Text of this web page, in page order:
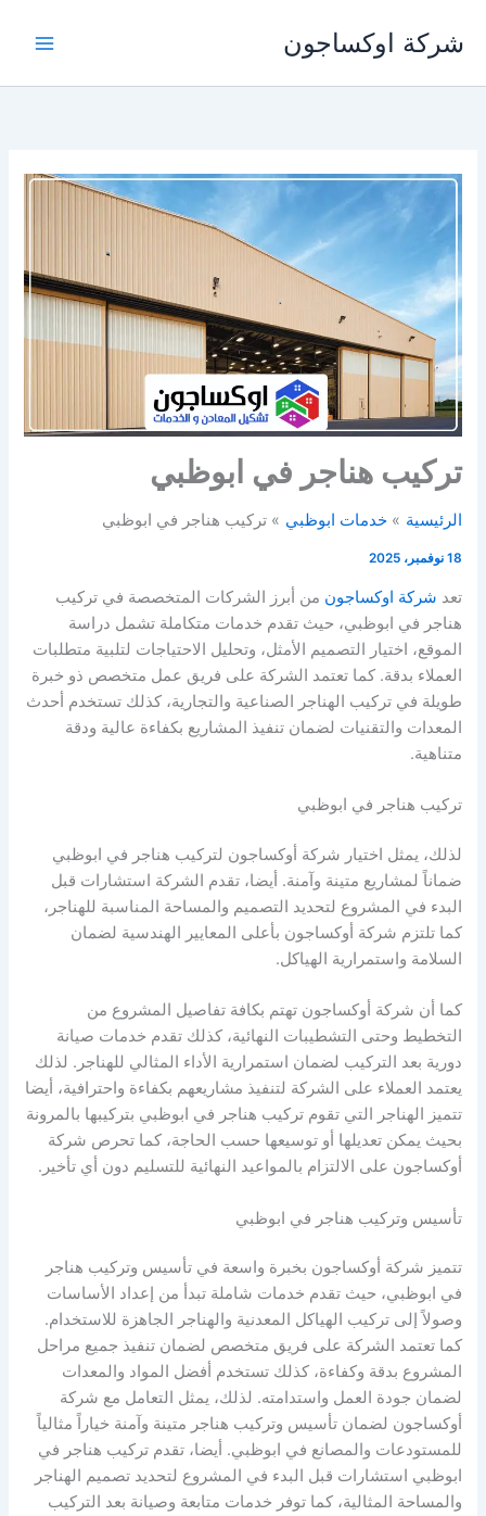
المحتوى
شركة اوكساجون
تركيب هناجر في ابوظبي
الرئيسية خدمات ابوظبي تركيب هناجر في ابوظبي
18 نوفمبر، 2025
تعد شركة اوكساجون من أبرز الشركات المتخصصة في تركيب
هناجر في ابوظبي، حيث تقدم خدمات متكاملة تشمل دراسة
الموقع، اختيار التصميم الأمثل، وتحليل الاحتياجات لتلبية متطلبات
العملاء بدقة. كما تعتمد الشركة على فريق عمل متخصص ذو خبرة
طويلة في تركيب الهناجر الصناعية والتجارية، كذلك تستخدم أحدث
المعدات والتقنيات لضمان تنفيذ المشاريع بكفاءة عالية ودقة
متناهية.
تركيب هناجر في ابوظبي
لذلك، يمثل اختيار شركة أوكساجون لتركيب هناجر في ابوظبي
ضماناً لمشاريع متينة وآمنة. أيضا، تقدم الشركة استشارات قبل
البدء في المشروع لتحديد التصميم والمساحة المناسبة للهناجر،
كما تلتزم شركة أوكساجون بأعلى المعايير الهندسية لضمان
السلامة واستمرارية الهياكل.
كما أن شركة أوكساجون تهتم بكافة تفاصيل المشروع من
التخطيط وحتى التشطيبات النهائية، كذلك تقدم خدمات صيانة
دورية بعد التركيب لضمان استمرارية الأداء المثالي للهناجر. لذلك
يعتمد العملاء على الشركة لتنفيذ مشاريعهم بكفاءة واحترافية، أيضا
تتميز الهناجر التي تقوم تركيب هناجر في ابوظبي بتركيبها بالمرونة
بحيث يمكن تعديلها أو توسيعها حسب الحاجة، كما تحرص شركة
أوكساجون على الالتزام بالمواعيد النهائية للتسليم دون أي تأخير.
تأسيس وتركيب هناجر في ابوظبي
تتميز شركة أوكساجون بخبرة واسعة في تأسيس وتركيب هناجر
في ابوظبي، حيث تقدم خدمات شاملة تبدأ من إعداد الأساسات
وصولاً إلى تركيب الهياكل المعدنية والهناجر الجاهزة للاستخدام.
كما تعتمد الشركة على فريق متخصص لضمان تنفيذ جميع مراحل
المشروع بدقة وكفاءة، كذلك تستخدم أفضل المواد والمعدات
لضمان جودة العمل واستدامته. لذلك، يمثل التعامل مع شركة
أوكساجون لضمان تأسيس وتركيب هناجر متينة وآمنة خياراً مثالياً
للمستودعات والمصانع في ابوظبي. أيضا، تقدم تركيب هناجر في
ابوظبي استشارات قبل البدء في المشروع لتحديد تصميم الهناجر
والمساحة المثالية، كما توفر خدمات متابعة وصيانة بعد التركيب